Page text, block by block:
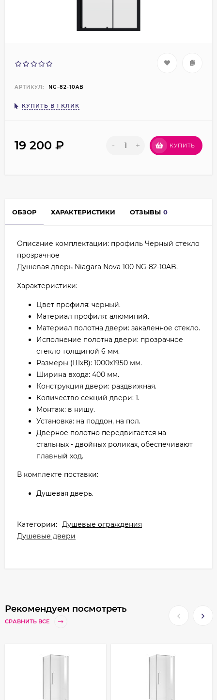
АРТИКУЛ: NG-82-10AB
КУПИТЬ В 1 КЛИК
19 200 ₽ - + КУПИТЬ
ОБЗОР ХАРАКТЕРИСТИКИ ОТЗЫВЫ 0
Описание комплектации: профиль Черный стекло
прозрачное
Душевая дверь Niagara Nova 100 NG-82-10AB.
Характеристики:
Цвет профиля: черный.
Материал профиля: алюминий.
Материал полотна двери: закаленное стекло.
Исполнение полотна двери: прозрачное
стекло толщиной 6 мм.
Размеры (ШхВ): 1000х1950 мм.
Ширина входа: 400 мм.
Конструкция двери: раздвижная.
Количество секций двери: 1.
Монтаж: в нишу.
Установка: на поддон, на пол.
Дверное полотно передвигается на
стальных - двойных роликах, обеспечивают
плавный ход.
В комплекте поставки:
Душевая дверь.
Категории: Душевые ограждения
Душевые двери
Рекомендуем посмотреть
СРАВНИТЬ ВСЕ